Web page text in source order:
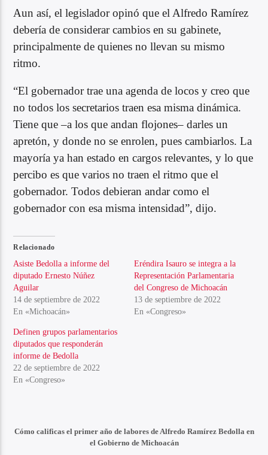
Aun así, el legislador opinó que el Alfredo Ramírez
debería de considerar cambios en su gabinete,
principalmente de quienes no llevan su mismo
ritmo.
“El gobernador trae una agenda de locos y creo que
no todos los secretarios traen esa misma dinámica.
Tiene que –a los que andan flojones– darles un
apretón, y donde no se enrolen, pues cambiarlos. La
mayoría ya han estado en cargos relevantes, y lo que
percibo es que varios no traen el ritmo que el
gobernador. Todos debieran andar como el
gobernador con esa misma intensidad”, dijo.
Relacionado
Asiste Bedolla a informe del
diputado Ernesto Núñez
Aguilar
14 de septiembre de 2022
En «Michoacán»
Eréndira Isauro se integra a la
Representación Parlamentaria
del Congreso de Michoacán
13 de septiembre de 2022
En «Congreso»
Definen grupos parlamentarios
diputados que responderán
informe de Bedolla
22 de septiembre de 2022
En «Congreso»
Cómo calificas el primer año de labores de Alfredo Ramírez Bedolla en
el Gobierno de Michoacán